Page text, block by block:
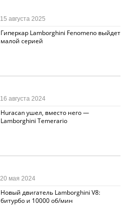
Гиперкар Lamborghini Fenomeno выйдет
малой серией
15 августа 2025
Huracan ушел, вместо него —
Lamborghini Temerario
16 августа 2024
Новый двигатель Lamborghini V8:
битурбо и 10000 об/мин
20 мая 2024